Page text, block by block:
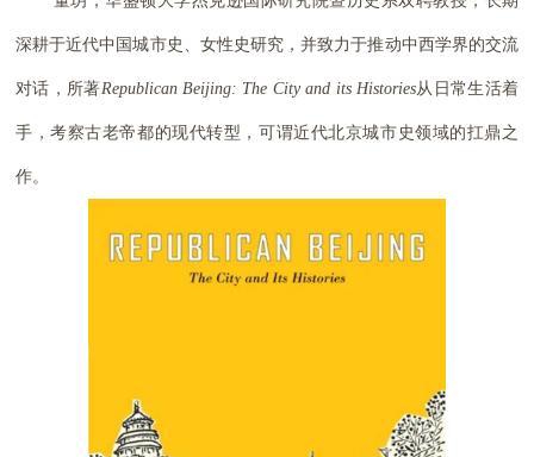
深耕于近代中国城市史、女性史研究，并致力于推动中西学界的交流
对话，所著Republican Beijing: The City and its Histories从日常生活着
手，考察古老帝都的现代转型，可谓近代北京城市史领域的扛鼎之
作。